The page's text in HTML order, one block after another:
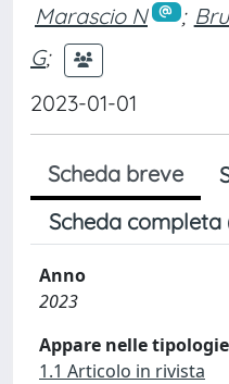
Marascio N ;
G;
2023-01-01
Scheda breve
Scheda completa
Anno
2023
Appare nelle
1.1 Articolo in rivista